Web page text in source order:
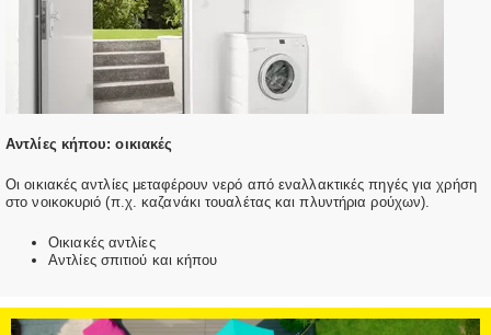
Αντλίες κήπου: οικιακές
Οι οικιακές αντλίες μεταφέρουν νερό από εναλλακτικές πηγές για χρήση
στο νοικοκυριό (π.χ. καζανάκι τουαλέτας και πλυντήρια ρούχων).
Οικιακές αντλίες
Αντλίες σπιτιού και κήπου